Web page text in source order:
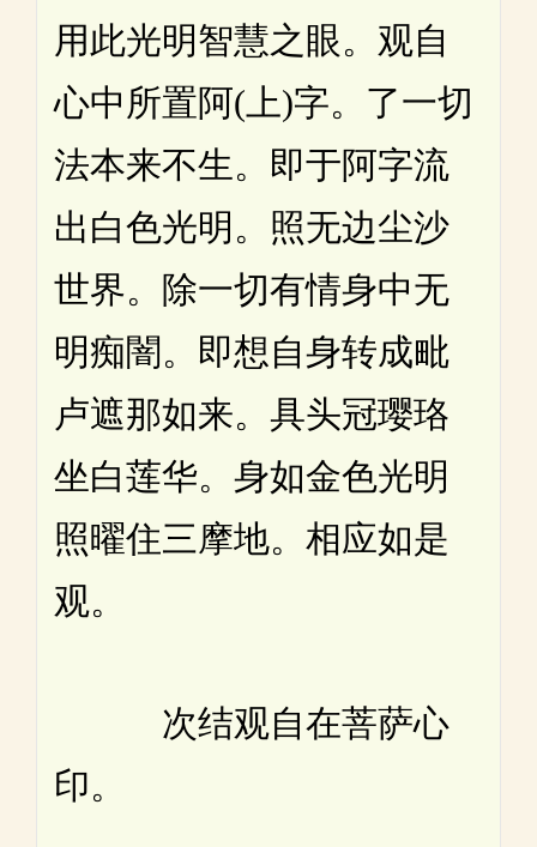
用此光明智慧之眼。观自
心中所置阿(上)字。了一切
法本来不生。即于阿字流
出白色光明。照无边尘沙
世界。除一切有情身中无
明痴闇。即想自身转成毗
卢遮那如来。具头冠璎珞
坐白莲华。身如金色光明
照曜住三摩地。相应如是
观。
次结观自在菩萨心
印。